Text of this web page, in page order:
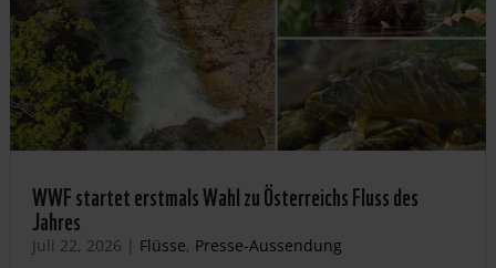
WWF startet erstmals Wahl zu Österreichs Fluss des
Jahres
Juli 22, 2026 | Flüsse, Presse-Aussendung